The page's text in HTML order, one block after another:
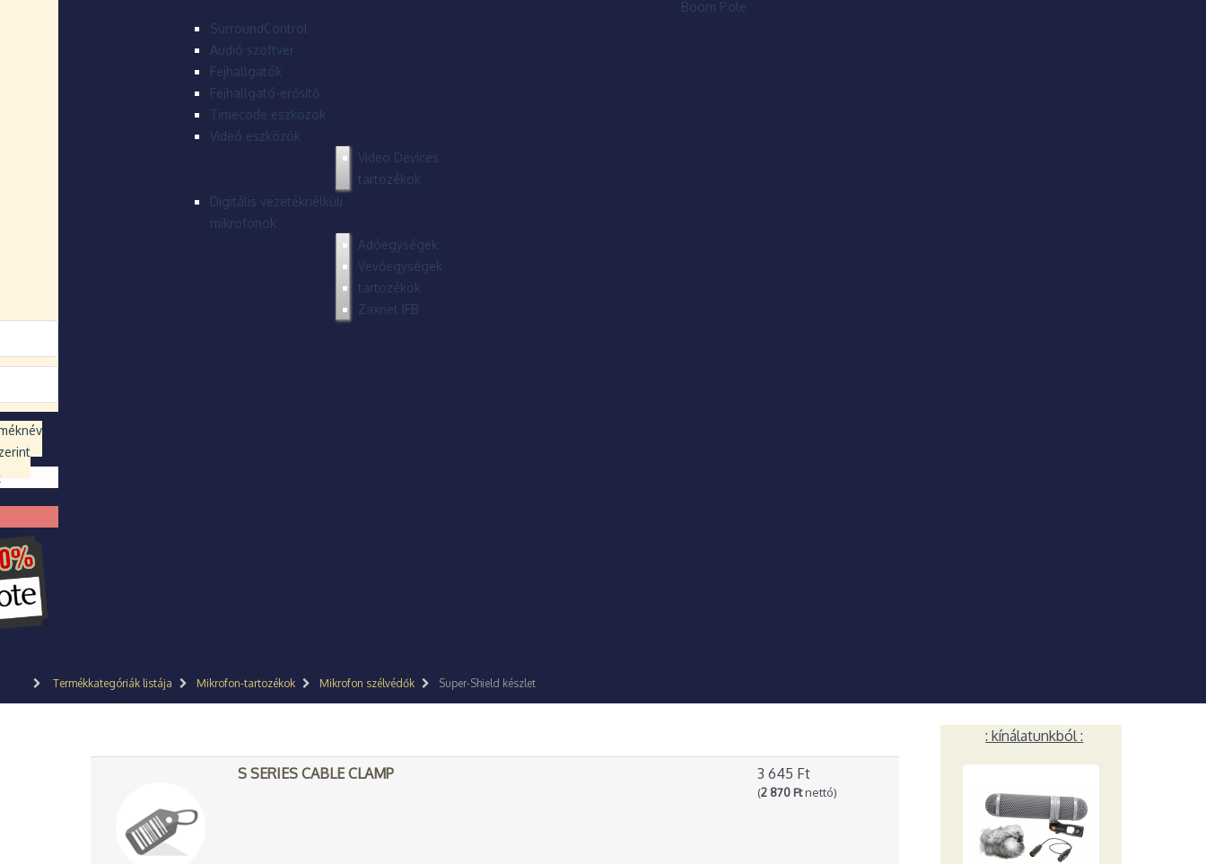
Boom Pole
SurroundControl
Audió szoftver
Fejhallgatók
Fejhallgató-erősítő
Timecode eszközök
Videó eszközök
Video Devices
tartozékok
Digitális vezetéknélküli
mikrofonok
Adóegységek
Vevőegységek
tartozékok
Zaxnet IFB
Termékkategóriák listája Mikrofon-tartozékok Mikrofon szélvédők Super-Shield készlet
S SERIES CABLE CLAMP 3 645 Ft
(2 870 Ftnettó)
: kínálatunkból :